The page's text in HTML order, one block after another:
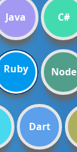
Java C#
Ruby Node
Dart